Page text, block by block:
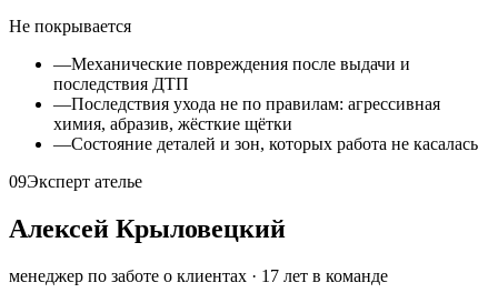
Не покрывается
—Механические повреждения после выдачи и
последствия ДТП
—Последствия ухода не по правилам: агрессивная
химия, абразив, жёсткие щётки
—Состояние деталей и зон, которых работа не касалась
09Эксперт ателье
Алексей Крыловецкий
менеджер по заботе о клиентах · 17 лет в команде